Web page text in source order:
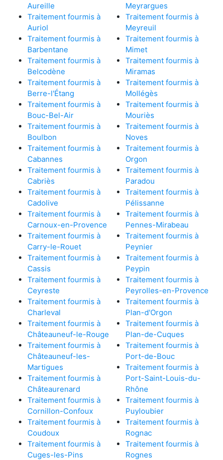
Aureille
Traitement fourmis à
Auriol
Traitement fourmis à
Barbentane
Traitement fourmis à
Belcodène
Traitement fourmis à
Berre-l'Étang
Traitement fourmis à
Bouc-Bel-Air
Traitement fourmis à
Boulbon
Traitement fourmis à
Cabannes
Traitement fourmis à
Cabriès
Traitement fourmis à
Cadolive
Traitement fourmis à
Carnoux-en-Provence
Traitement fourmis à
Carry-le-Rouet
Traitement fourmis à
Cassis
Traitement fourmis à
Ceyreste
Traitement fourmis à
Charleval
Traitement fourmis à
Châteauneuf-le-Rouge
Traitement fourmis à
Châteauneuf-les-
Martigues
Traitement fourmis à
Châteaurenard
Traitement fourmis à
Cornillon-Confoux
Traitement fourmis à
Coudoux
Traitement fourmis à
Cuges-les-Pins
Meyrargues
Traitement fourmis à
Meyreuil
Traitement fourmis à
Mimet
Traitement fourmis à
Miramas
Traitement fourmis à
Mollégès
Traitement fourmis à
Mouriès
Traitement fourmis à
Noves
Traitement fourmis à
Orgon
Traitement fourmis à
Paradou
Traitement fourmis à
Pélissanne
Traitement fourmis à
Pennes-Mirabeau
Traitement fourmis à
Peynier
Traitement fourmis à
Peypin
Traitement fourmis à
Peyrolles-en-Provence
Traitement fourmis à
Plan-d'Orgon
Traitement fourmis à
Plan-de-Cuques
Traitement fourmis à
Port-de-Bouc
Traitement fourmis à
Port-Saint-Louis-du-
Rhône
Traitement fourmis à
Puyloubier
Traitement fourmis à
Rognac
Traitement fourmis à
Rognes